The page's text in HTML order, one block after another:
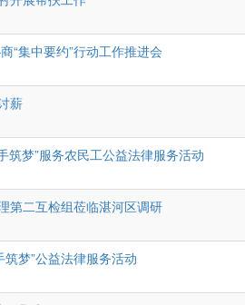
“集中要约”行动工作推进会
薪
筑梦”服务农民工公益法律服务活动
第二互检组莅临湛河区调研
梦”公益法律服务活动